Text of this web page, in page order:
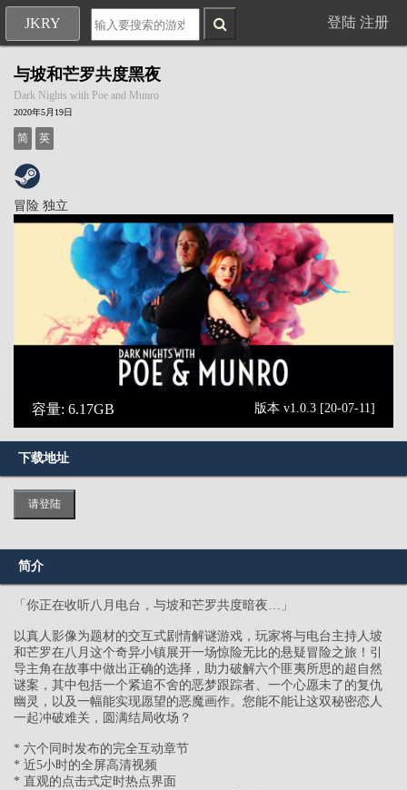
JKRY 登陆 注册
与坡和芒罗共度黑夜
Dark Nights with Poe and Munro
2020年5月19日
简 英
冒险 独立
容量: 6.17GB 版本 v1.0.3 [20-07-11]
下载地址
请登陆
简介
「你正在收听八月电台，与坡和芒罗共度暗夜…」
以真人影像为题材的交互式剧情解谜游戏，玩家将与电台主持人坡
和芒罗在八月这个奇异小镇展开一场惊险无比的悬疑冒险之旅！引
导主角在故事中做出正确的选择，助力破解六个匪夷所思的超自然
谜案，其中包括一个紧追不舍的恶梦跟踪者、一个心愿未了的复仇
幽灵，以及一幅能实现愿望的恶魔画作。您能不能让这双秘密恋人
一起冲破难关，圆满结局收场？
* 六个同时发布的完全互动章节
* 近5小时的全屏高清视频
* 直观的点击式定时热点界面